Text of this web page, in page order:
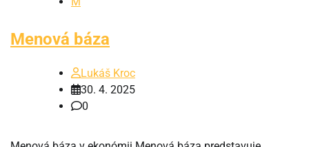
Menová báza
Lukáš Kroc
30. 4. 2025
0